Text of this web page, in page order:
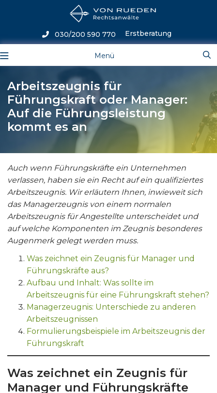
Menü
030/200 590 770 Erstberatung
Arbeitszeugnis für
Führungskraft oder Manager:
Auf die Führungsleistung
kommt es an
Auch wenn Führungskräfte ein Unternehmen
verlassen, haben sie ein Recht auf ein qualifiziertes
Arbeitszeugnis. Wir erläutern Ihnen, inwieweit sich
das Managerzeugnis von einem normalen
Arbeitszeugnis für Angestellte unterscheidet und
auf welche Komponenten im Zeugnis besonderes
Augenmerk gelegt werden muss.
Was zeichnet ein Zeugnis für Manager und
Führungskräfte aus?
Aufbau und Inhalt: Was sollte im
Arbeitszeugnis für eine Führungskraft stehen?
Managerzeugnis: Unterschiede zu anderen
Arbeitszeugnissen
Formulierungsbeispiele im Arbeitszeugnis der
Führungskraft
Was zeichnet ein Zeugnis für
Manager und Führungskräfte